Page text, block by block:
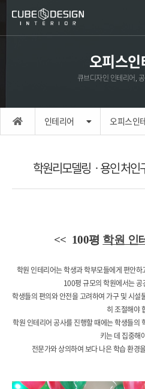
오피스
큐브디자인 인테리어,
인테리어 오피스인
학원리모델링ㆍ용인 처인
<< 100평 학원 인
학원 인테리어는 학생과 학부모들에게 편안
100평 규모의 학원에서는
학생들의 편의와 안전을 고려하여 가구 및 시설
히 조절해야
학원 인테리어 공사를 진행할 때에는 학생들의
키는 데 집중해
전문가와 상의하여 보다 나은 학습 환경